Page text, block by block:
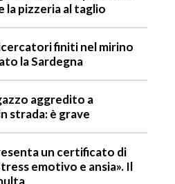
la pizzeria al taglio
finiti nel mirino
la Sardegna
aggredito a
strada: è grave
un certificato di
emotivo e ansia». Il